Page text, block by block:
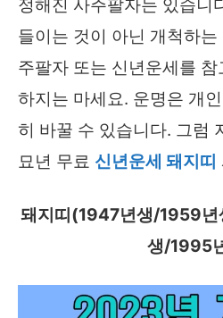
정해진 사주팔자는 있습니
들이는 것이 아닌 개척하
주팔자 또는 신년운세를
하지는 마세요. 운명은 개
히 바꿀 수 있습니다. 그럼
묘년 무료 신년운세 돼지띠
돼지띠(1947년생/1959
생/1995